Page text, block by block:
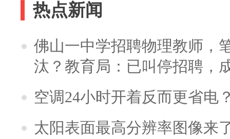
热点新闻
佛山一中学招聘物理教师，
汰？教育局：已叫停招聘，
空调24小时开着反而更省电
太阳表面最高分辨率图像来